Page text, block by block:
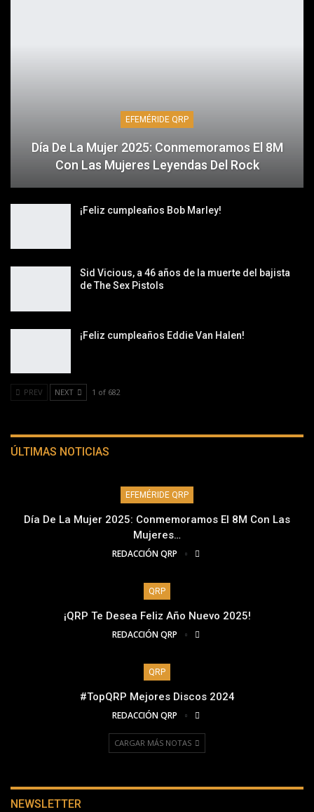
EFEMÉRIDE QRP
Día De La Mujer 2025: Conmemoramos El 8M
Con Las Mujeres Leyendas Del Rock
¡Feliz cumpleaños Bob Marley!
Sid Vicious, a 46 años de la muerte del bajista
de The Sex Pistols
¡Feliz cumpleaños Eddie Van Halen!
PREV NEXT 1 of 682
ÚLTIMAS NOTICIAS
EFEMÉRIDE QRP
Día De La Mujer 2025: Conmemoramos El 8M Con Las
Mujeres…
REDACCIÓN QRP
QRP
¡QRP Te Desea Feliz Año Nuevo 2025!
REDACCIÓN QRP
QRP
#TopQRP Mejores Discos 2024
REDACCIÓN QRP
CARGAR MÁS NOTAS
NEWSLETTER